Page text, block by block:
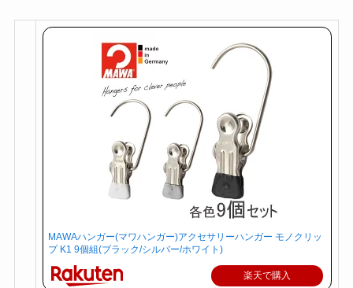
MAWAハンガー(マワハンガー)アクセサリーハンガー モノクリッ
プ K1 9個組(ブラック/シルバー/ホワイト)
楽天で購入